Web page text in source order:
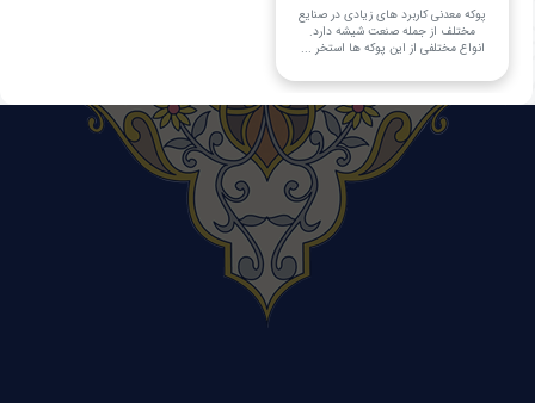
پوکه معدنی کاربرد های زیادی در صنایع
مختلف از جمله صنعت شیشه دارد.
انواع مختلفی از این پوکه ها استخر ...